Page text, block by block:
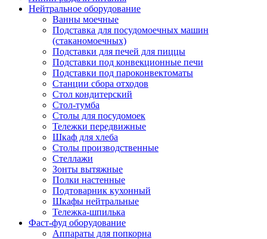
Нейтральное оборудование
Ванны моечные
Подставка для посудомоечных машин
(стаканомоечных)
Подставки для печей для пиццы
Подставки под конвекционные печи
Подставки под пароконвектоматы
Станции сбора отходов
Стол кондитерский
Стол-тумба
Столы для посудомоек
Тележки передвижные
Шкаф для хлеба
Столы производственные
Стеллажи
Зонты вытяжные
Полки настенные
Подтоварник кухонный
Шкафы нейтральные
Тележка-шпилька
Фаст-фуд оборудование
Аппараты для попкорна